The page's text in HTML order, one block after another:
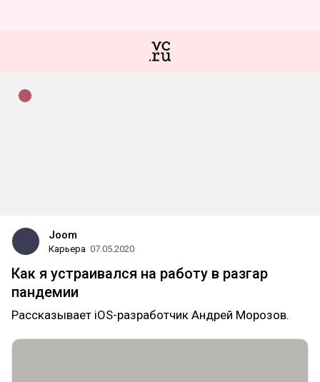
Joom
Карьера 07.05.2020
Как я устраивался на работу в разгар
пандемии
Рассказывает iOS-разработчик Андрей Морозов.